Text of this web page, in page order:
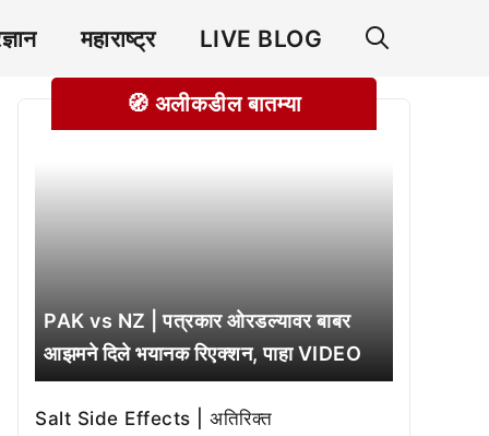
महाराष्ट्र LIVE BLOG
🧭 अलीकडील बातम्या
PAK vs NZ | पत्रकार ओरडल्यावर बाबर
आझमने दिले भयानक रिएक्शन, पाहा VIDEO
Salt Side Effects | अतिरिक्त